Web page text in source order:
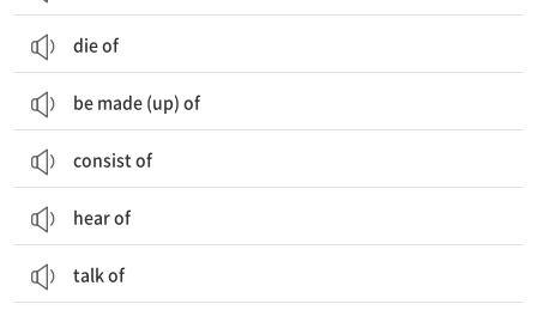
die of
be made (up) of
consist of
hear of
talk of